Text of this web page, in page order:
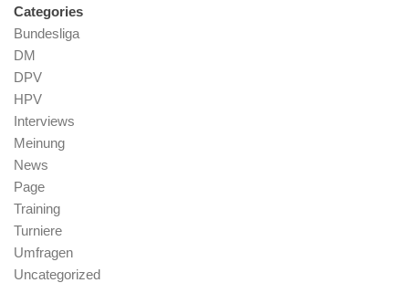
Categories
Bundesliga
DM
DPV
HPV
Interviews
Meinung
News
Page
Training
Turniere
Umfragen
Uncategorized